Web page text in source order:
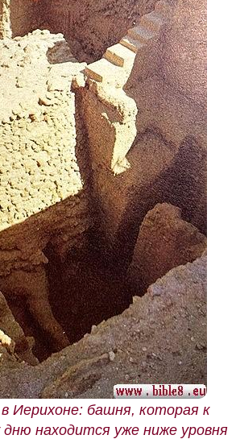
Иерихоне: башня, которая к
находится уже ниже уровня